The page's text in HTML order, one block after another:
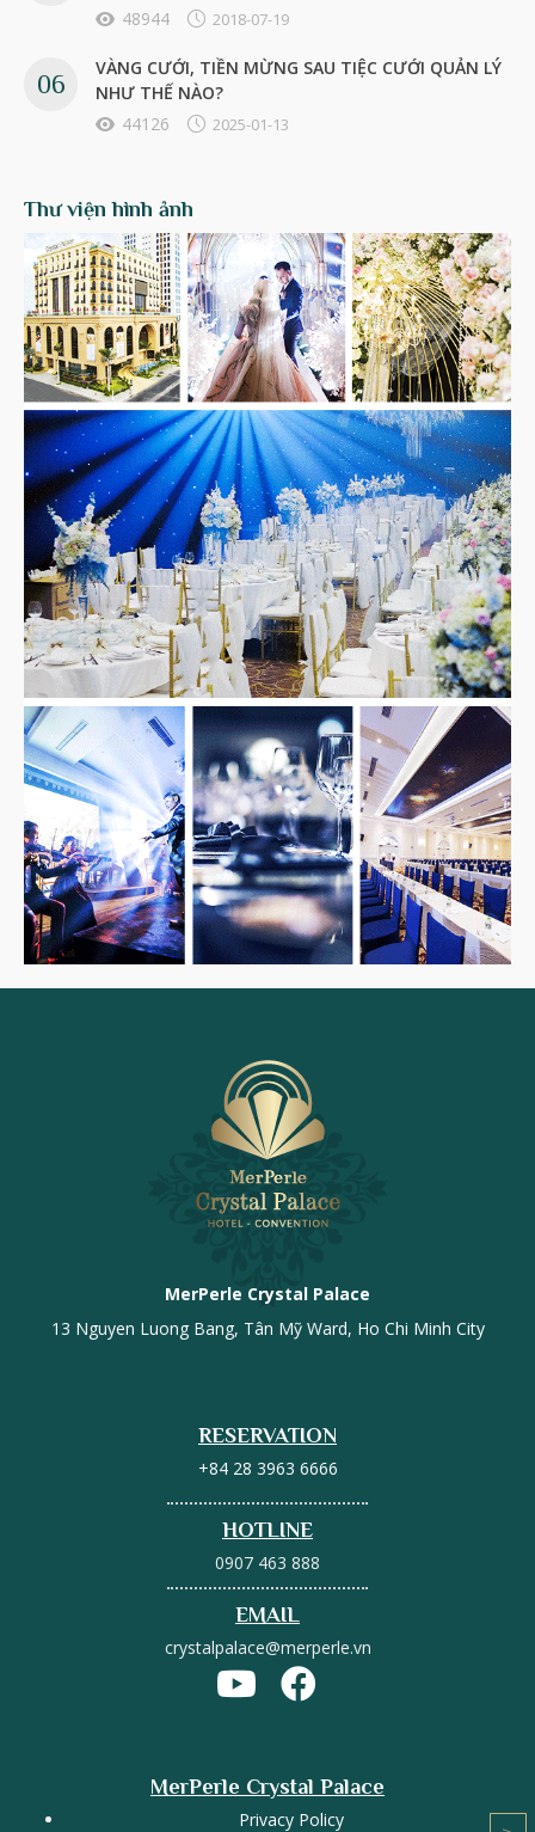
48944
2018-07-19
VÀNG CƯỚI, TIỀN MỪNG SAU TIỆC CƯỚI QUẢN LÝ
NHƯ THẾ NÀO?
44126
2025-01-13
Thư viện hình ảnh
MerPerle Crystal Palace
13 Nguyen Luong Bang, Tân Mỹ Ward, Ho Chi Minh City
RESERVATION
+84 28 3963 6666
HOTLINE
0907 463 888
EMAIL
crystalpalace@merperle.vn
MerPerle Crystal Palace
Privacy Policy